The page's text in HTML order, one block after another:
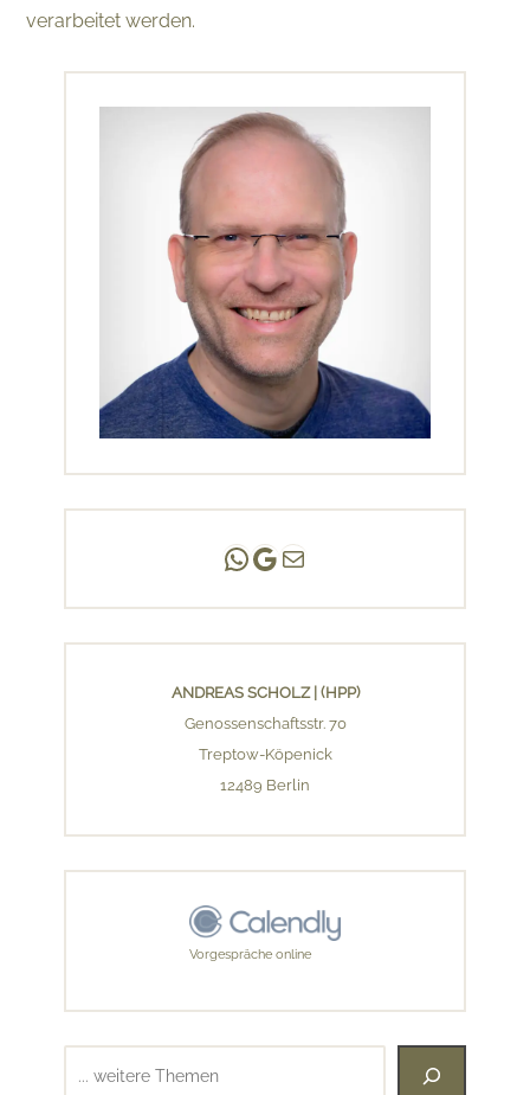
verarbeitet werden.
Andreas Scholz | (HPP)
Praxis Adlershof
E-Mail an mich ...
ANDREAS SCHOLZ | (HPP)
Genossenschaftsstr. 70
Treptow-Köpenick
12489 Berlin
Vorgespräche online